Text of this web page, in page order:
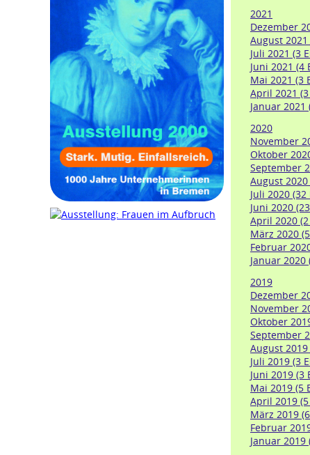
2021
Dezember
August
Juli 2021 (3
Juni 2021 (4
Mai 2021 (3
April 2021
Januar 2021
2020
November
Oktober
September
August
Juli 2020
Juni 2020
April 2020
März 2020
Februar
Januar 2020
2019
Dezember
November
Oktober
September
August
Juli 2019 (3
Juni 2019 (3
Mai 2019 (5
April 2019
März 2019
Februar
Januar 2019